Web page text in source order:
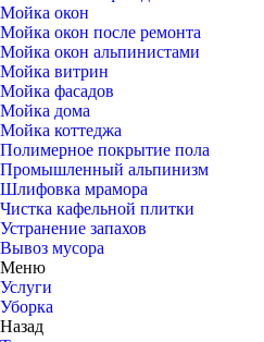
Мойка окон
Мойка окон после ремонта
Мойка окон альпинистами
Мойка витрин
Мойка фасадов
Мойка дома
Мойка коттеджа
Полимерное покрытие пола
Промышленный альпинизм
Шлифовка мрамора
Чистка кафельной плитки
Устранение запахов
Вывоз мусора
Меню
Услуги
Уборка
Назад